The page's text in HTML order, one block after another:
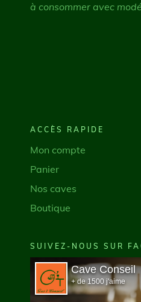
à consommer avec
ACCÈS RAPIDE
Mon compte
Panier
Nos caves
Boutique
SUIVEZ-NOUS SUR
Cave Conseil
+ de 1500 j'aime